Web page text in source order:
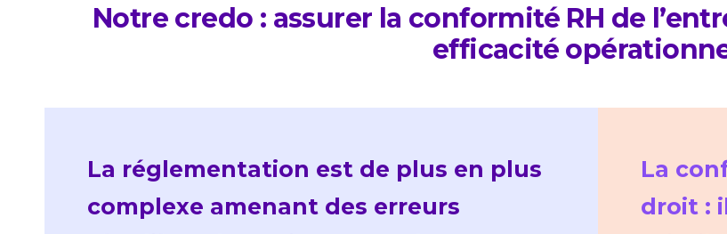
Notre credo : assurer la conformité RH de
efficacité
La réglementation est de plus en plus
complexe amenant des erreurs
La
droit :